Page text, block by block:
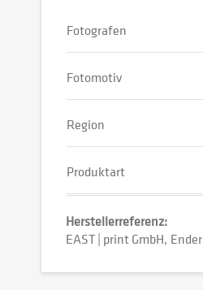
Fotografen
Fotomotiv
Region
Produktart
Herstellerreferenz:
EAST | print GmbH